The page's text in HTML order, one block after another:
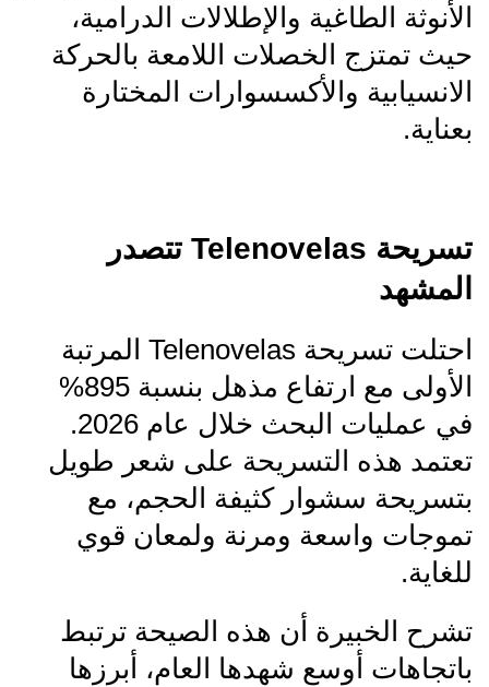
الأنوثة الطاغية والإطلالات الدرامية،
حيث تمتزج الخصلات اللامعة بالحركة
الانسيابية والأكسسوارات المختارة
بعناية.
تسريحة Telenovelas تتصدر
المشهد
احتلت تسريحة Telenovelas المرتبة
الأولى مع ارتفاع مذهل بنسبة 895%
في عمليات البحث خلال عام 2026.
تعتمد هذه التسريحة على شعر طويل
بتسريحة سشوار كثيفة الحجم، مع
تموجات واسعة ومرنة ولمعان قوي
للغاية.
تشرح الخبيرة أن هذه الصيحة ترتبط
باتجاهات أوسع شهدها العام، أبرزها